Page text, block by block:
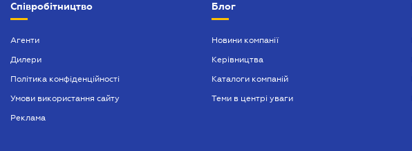
БІЗНЕС
БУХГАЛТЕР ПРОФ
Співробітництво
Агенти
Дилери
Політика конфіденційності
Умови використання сайту
Реклама
Блог
Новини компанії
Керівництва
Каталоги компаній
Теми в центрі уваги